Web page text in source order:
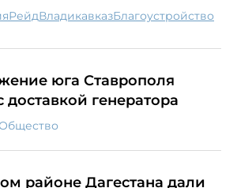
рейд Владикавказ благоустройство
юга Ставрополя
доставкой генератора
районе Дагестана дали